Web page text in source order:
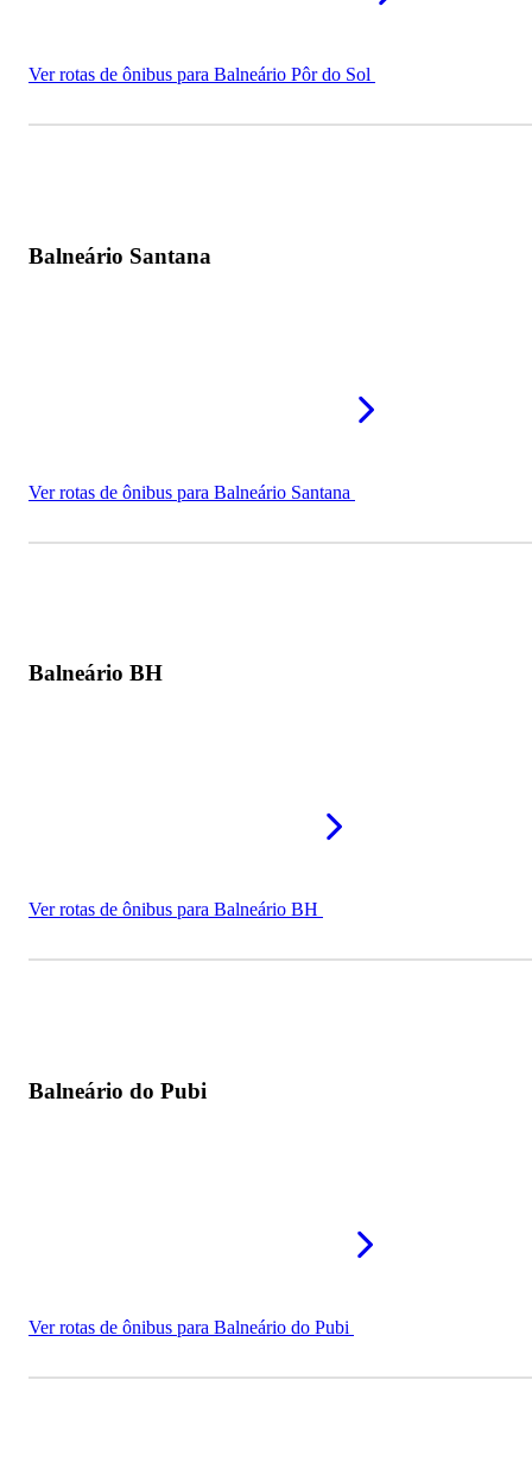
Ver rotas de ônibus para Balneário Pôr do Sol
Balneário Santana
Ver rotas de ônibus para Balneário Santana
Balneário BH
Ver rotas de ônibus para Balneário BH
Balneário do Pubi
Ver rotas de ônibus para Balneário do Pubi